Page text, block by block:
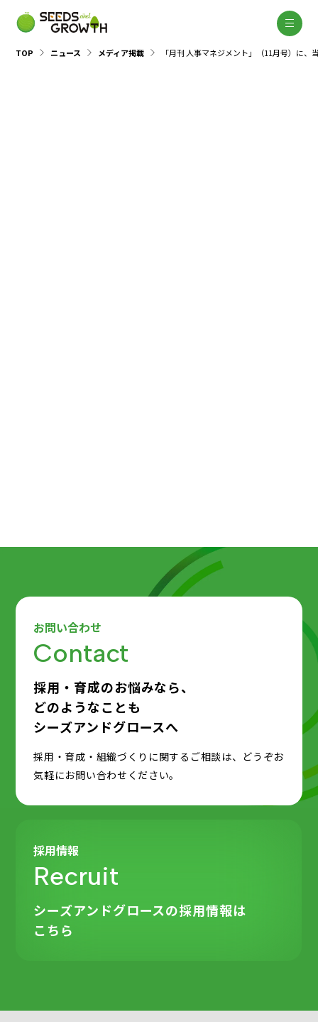
TOP ニュース メディア掲載 「月刊 人事マネジメント」（11月号）に
お問い合わせ
Contact
採用・育成のお悩みなら、
どのようなことも
シーズアンドグロースへ
採用・育成・組織づくりに関するご相談は、どうぞお
気軽にお問い合わせください。
採用情報
Recruit
シーズアンドグロースの採用情報は
こちら